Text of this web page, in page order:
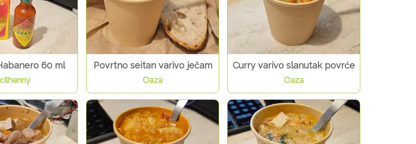
60 ml Povrtno seitan varivo ječam
Oaza
Curry varivo slanutak povrće
Oaza